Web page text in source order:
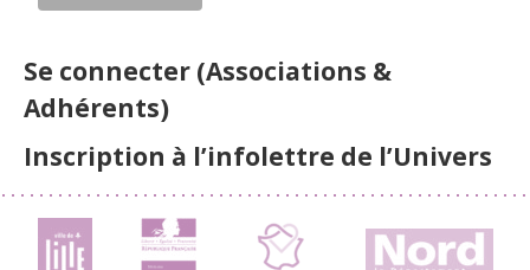
Se connecter (Associations &
Adhérents)
Inscription à l’infolettre de l’Univers